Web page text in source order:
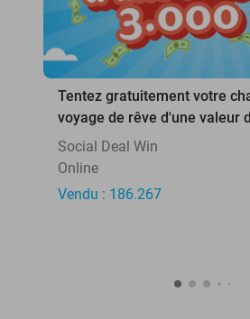
Tentez gratuitement votre
voyage de rêve d'une valeur
Social Deal Win
Online
Vendu : 186.267